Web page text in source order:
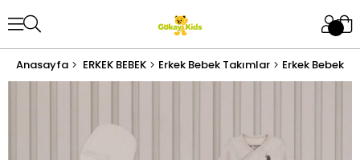
Anasayfa ERKEK BEBEK Erkek Bebek Takımlar Erkek Bebek